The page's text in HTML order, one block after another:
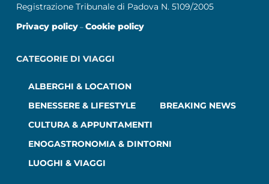
Registrazione Tribunale di Padova N. 5109/2005
Privacy policy– Cookie policy
CATEGORIE DI VIAGGI
ALBERGHI & LOCATION
BENESSERE & LIFESTYLE
BREAKING NEWS
CULTURA & APPUNTAMENTI
ENOGASTRONOMIA & DINTORNI
LUOGHI & VIAGGI